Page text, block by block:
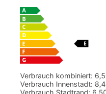
Verbrauch kombiniert:
Verbrauch Innenstadt:
Verbrauch Stadtrand: